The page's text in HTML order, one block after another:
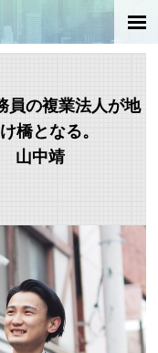
員の複業法人が地
け橋となる。
山中靖